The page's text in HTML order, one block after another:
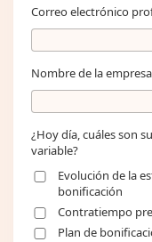
Correo electrónico
Nombre de la
¿Hoy día, cuáles son
variable?
Evolución de la
bonificación
Contratiempo
Plan de